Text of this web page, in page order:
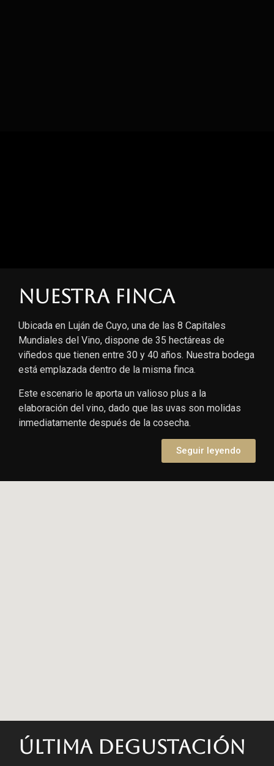
Nuestra finca
Ubicada en Luján de Cuyo, una de las 8 Capitales
Mundiales del Vino, dispone de 35 hectáreas de
viñedos que tienen entre 30 y 40 años. Nuestra bodega
está emplazada dentro de la misma finca.
Este escenario le aporta un valioso plus a la
elaboración del vino, dado que las uvas son molidas
inmediatamente después de la cosecha.
Seguir leyendo
Última degustación